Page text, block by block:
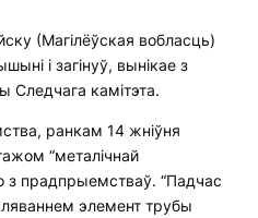
(Магілёўская вобласць)
і загінуў, вынікае з
Следчага камітэта.
ранкам 14 жніўня
“металічнай
з прадпрыемстваў. “Падчас
элемент трубы